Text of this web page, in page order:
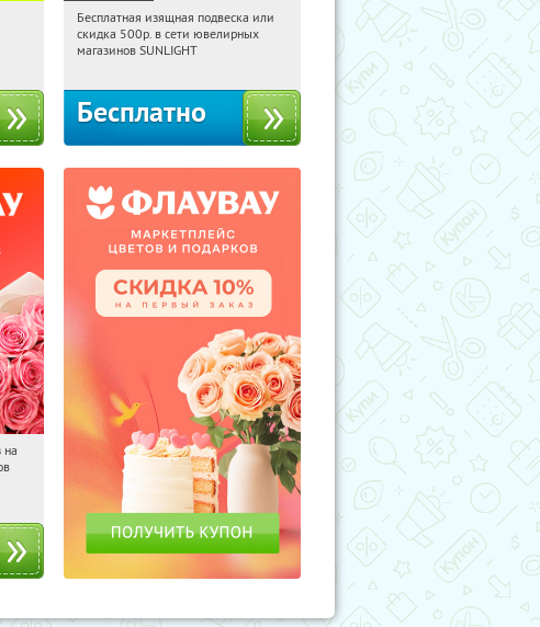
02:41:25 Получили:
Россия
Бесплатная изящная подвеска или
скидка 500р. в сети ювелирных
магазинов SUNLIGHT
Бесплатно
на